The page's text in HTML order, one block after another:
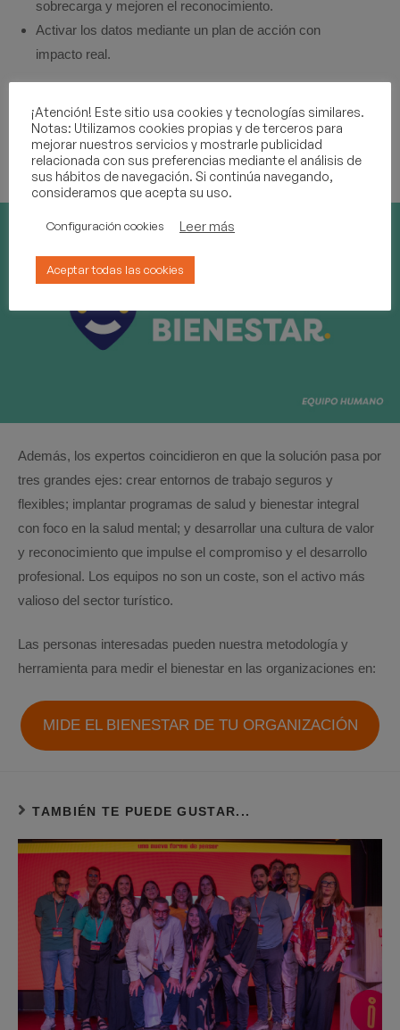
sobrecarga y mejoren el reconocimiento.
Activar los datos mediante un plan de acción con
impacto real.
estratégica que influye directamente en la productividad, el
compromiso, la retención del talento y el absentismo
José Enrique García, CEO de Equipo Humano.
Además, los expertos coincidieron en que la solución pasa por
tres grandes ejes: crear entornos de trabajo seguros y
flexibles; implantar programas de salud y bienestar integral
con foco en la salud mental; y desarrollar una cultura de valor
y reconocimiento que impulse el compromiso y el desarrollo
profesional. Los equipos no son un coste, son el activo más
valioso del sector turístico.
Las personas interesadas pueden nuestra metodología y
herramienta para medir el bienestar en las organizaciones en:
MIDE EL BIENESTAR DE TU ORGANIZACIÓN
TAMBIÉN TE PUEDE GUSTAR...
¡Atención! Este sitio usa cookies y tecnologías similares.
Notas: Utilizamos cookies propias y de terceros para
mejorar nuestros servicios y mostrarle publicidad
relacionada con sus preferencias mediante el análisis de
sus hábitos de navegación. Si continúa navegando,
consideramos que acepta su uso.
Configuración cookies Leer más
Aceptar todas las cookies